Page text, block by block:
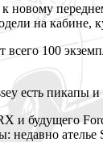
к новому
на кабине,
всего 100
есть пикапы
и будущего
ателье